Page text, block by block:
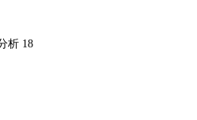
析 18